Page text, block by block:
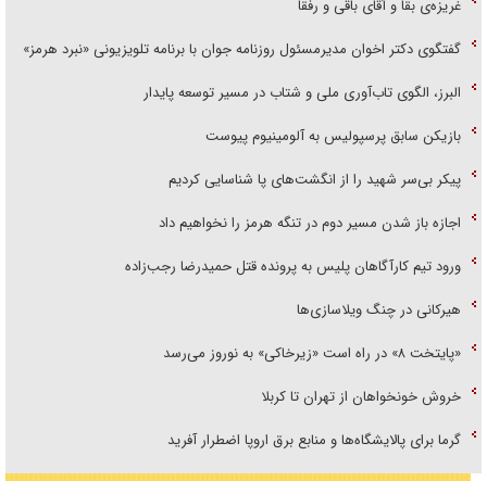
غریزه‌ی بقا و آقای باقی و رفقا
گفتگوی دکتر اخوان مدیرمسئول روزنامه جوان با برنامه تلویزیونی «نبرد هرمز»
البرز، الگوی تاب‌آوری ملی و شتاب در مسیر توسعه پایدار
بازیکن سابق پرسپولیس به آلومینیوم پیوست
پیکر بی‌سر شهید را از انگشت‌های پا شناسایی کردیم
اجازه باز شدن مسیر دوم در تنگه هرمز را نخواهیم داد
ورود تیم کارآگاهان پلیس به پرونده قتل حمیدرضا رجب‌زاده
هیرکانی در چنگ ویلاسازی‌ها
«پایتخت ۸» در راه است «زیرخاکی» به نوروز می‌رسد
خروش خونخواهان از تهران تا کربلا
گرما برای پالایشگاه‌ها و منابع برق اروپا اضطرار آفرید